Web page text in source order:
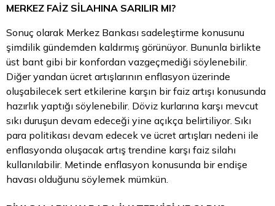
MERKEZ FAİZ SİLAHINA SARILIR MI?
Sonuç olarak Merkez Bankası sadeleştirme konusunu
şimdilik gündemden kaldırmış görünüyor. Bununla birlikte
üst bant gibi bir konfordan vazgeçmediği söylenebilir.
Diğer yandan ücret artışlarının enflasyon üzerinde
oluşabilecek sert etkilerine karşın bir faiz artışı konusunda
hazırlık yaptığı söylenebilir. Döviz kurlarına karşı mevcut
sıkı duruşun devam edeceği yine açıkça belirtiliyor. Sıkı
para politikası devam edecek ve ücret artışları nedeni ile
enflasyonda oluşacak artış trendine karşı faiz silahı
kullanılabilir. Metinde enflasyon konusunda bir endişe
havası olduğunu söylemek mümkün.